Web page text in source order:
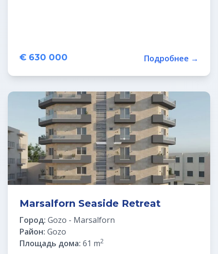
€ 630 000 Подробнее →
Marsalforn Seaside Retreat
Город: Gozo - Marsalforn
Район: Gozo
Площадь дома: 61 m2